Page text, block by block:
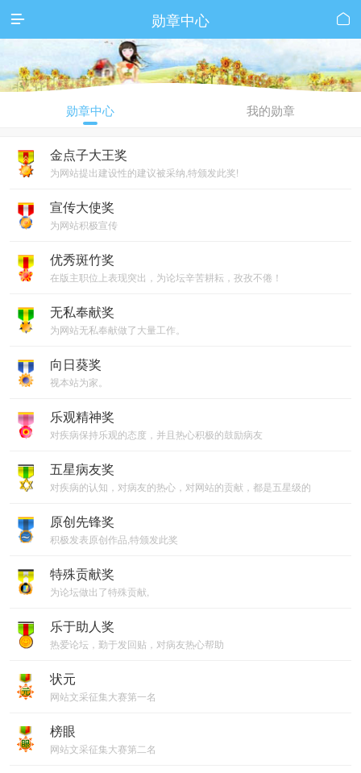
 勋章中心 
勋章中心 我的勋章
金点子大王奖
为网站提出建设性的建议被采纳,特颁发此奖!
宣传大使奖
为网站积极宣传
优秀斑竹奖
在版主职位上表现突出，为论坛辛苦耕耘，孜孜不倦！
无私奉献奖
为网站无私奉献做了大量工作。
向日葵奖
视本站为家。
乐观精神奖
对疾病保持乐观的态度，并且热心积极的鼓励病友
五星病友奖
对疾病的认知，对病友的热心，对网站的贡献，都是五星级的
原创先锋奖
积极发表原创作品,特颁发此奖
特殊贡献奖
为论坛做出了特殊贡献,
乐于助人奖
热爱论坛，勤于发回贴，对病友热心帮助
状元
网站文采征集大赛第一名
榜眼
网站文采征集大赛第二名